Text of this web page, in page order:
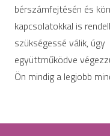
bérszámfejtésén és
kapcsolatokkal is
szükségessé válik,
együttműködve
Ön mindig a legjobb